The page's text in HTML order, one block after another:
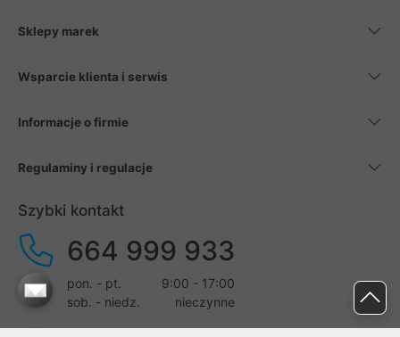
Sklepy marek
Wsparcie klienta i serwis
Informacje o firmie
Regulaminy i regulacje
Szybki kontakt
664 999 933
pon. - pt.
9:00 - 17:00
sob. - niedz.
nieczynne